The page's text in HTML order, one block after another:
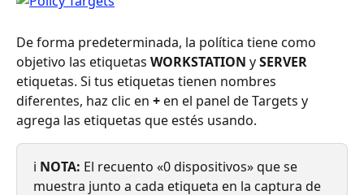
De forma predeterminada, la política tiene como
objetivo las etiquetas WORKSTATION y SERVER
etiquetas. Si tus etiquetas tienen nombres
diferentes, haz clic en + en el panel de Targets y
agrega las etiquetas que estés usando.
ℹ️ NOTA: El recuento «0 dispositivos» que se
muestra junto a cada etiqueta en la captura de